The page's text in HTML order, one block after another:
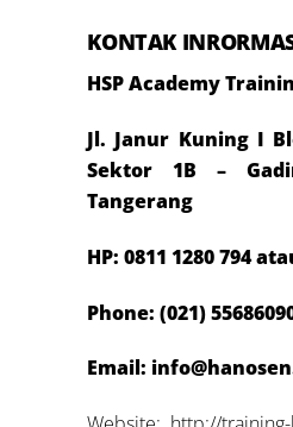
KONTAK
HSP Academy
Jl. Janur Kuning I
Sektor 1B –
Tangerang
HP:0811 1280 794
Phone: (021)
Email: